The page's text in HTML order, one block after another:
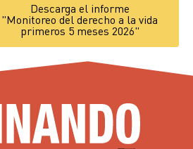
Descarga el informe
"Monitoreo del derecho a la vida
primeros 5 meses 2026"